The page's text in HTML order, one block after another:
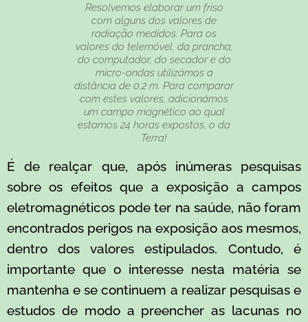
Resolvemos elaborar um friso
com alguns dos valores de
radiação medidos. Para os
valores do telemóvel, da prancha,
do computador, do secador e do
micro-ondas utilizámos a
distância de 0,2 m. Para comparar
com estes valores, adicionámos
um campo magnético ao qual
estamos 24 horas expostos, o da
Terra!
É de realçar que, após inúmeras pesquisas
sobre os efeitos que a exposição a campos
eletromagnéticos pode ter na saúde, não foram
encontrados perigos na exposição aos mesmos,
dentro dos valores estipulados. Contudo, é
importante que o interesse nesta matéria se
mantenha e se continuem a realizar pesquisas e
estudos de modo a preencher as lacunas no